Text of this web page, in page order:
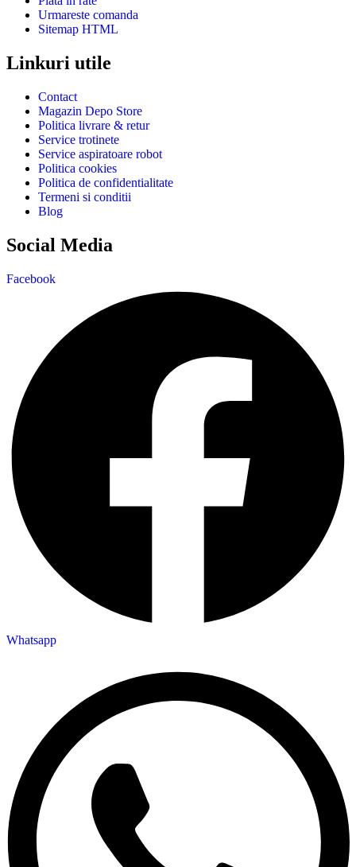
Urmareste comanda
Sitemap HTML
Linkuri utile
Contact
Magazin Depo Store
Politica livrare & retur
Service trotinete
Service aspiratoare robot
Politica cookies
Politica de confidentialitate
Termeni si conditii
Blog
Social Media
Facebook
Whatsapp